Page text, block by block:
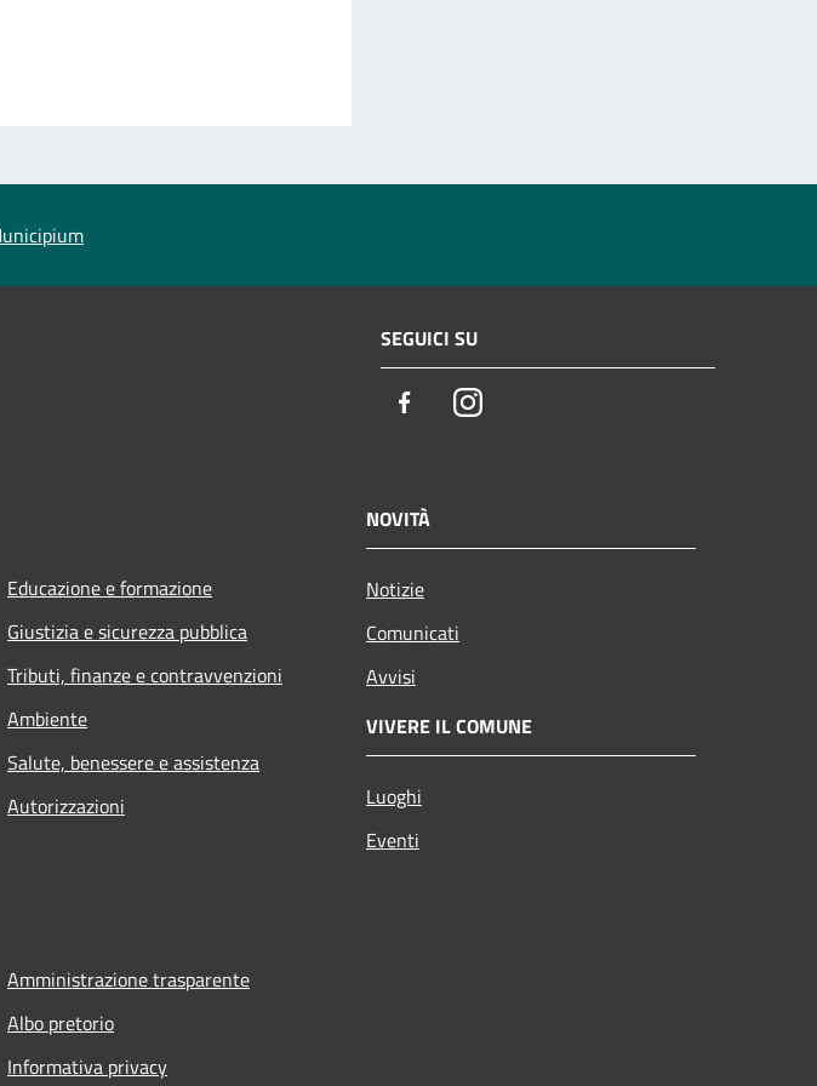
SEGUICI SU
FacebookInstagram
Educazione e formazione
Giustizia e sicurezza pubblica
Tributi, finanze e contravvenzioni
Ambiente
Salute, benessere e assistenza
Autorizzazioni
NOVITÀ
Notizie
Comunicati
Avvisi
VIVERE IL COMUNE
Luoghi
Eventi
Amministrazione trasparente
Albo pretorio
Informativa privacy